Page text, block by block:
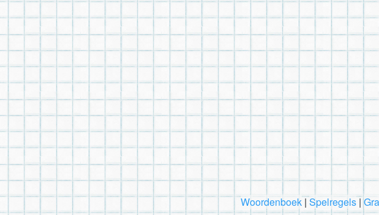
Woordenboek |Spelregels |